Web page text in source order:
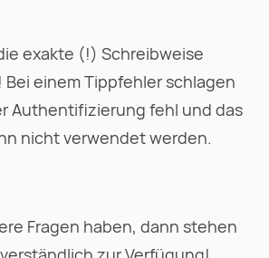
exakte (!) Schreibweise
einem Tippfehler schlagen
Authentifizierung fehl und das
nicht verwendet werden.
Fragen haben, dann stehen